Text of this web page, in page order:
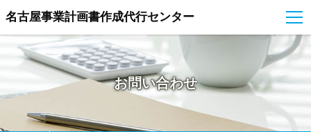
名古屋事業計画書作成代行センター
お問い合わせ